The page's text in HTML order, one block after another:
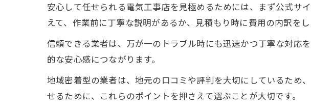
電気工事
電気工事の
電気工事依
電気トラブルを
安心して任せられる電気工事店を見極めるためには、まず公式サ
えて、作業前に丁寧な説明があるか、見積もり時に費用の内訳を
信頼できる業者は、万が一のトラブル時にも迅速かつ丁寧な対応
的な安心感につながります。
地域密着型の業者は、地元の口コミや評判を大切にしているため
せるために、これらのポイントを押さえて選ぶことが大切です。